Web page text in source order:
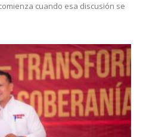
cuando esa discusión se